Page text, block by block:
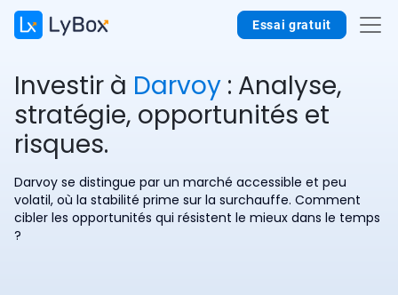
Essai gratuit
Investir à Darvoy : Analyse,
stratégie, opportunités et
risques.
Darvoy se distingue par un marché accessible et peu
volatil, où la stabilité prime sur la surchauffe. Comment
cibler les opportunités qui résistent le mieux dans le temps
?